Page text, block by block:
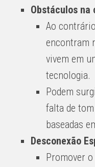
Obstáculos na
Ao
encontram
vivem em
tecnologia.
Podem
falta de
baseadas
Desconexão
Promover